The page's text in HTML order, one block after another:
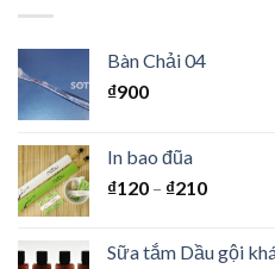
Bàn Chải 04
₫900
In bao đũa
₫120 – ₫210
Sữa tắm Dầu gội